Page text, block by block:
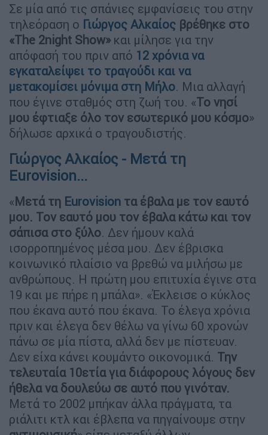
Σε μία από τις σπάνιες εμφανίσεις του στην
τηλεόραση ο Γιώργος Αλκαίος βρέθηκε στο
«The 2night Show» και μίλησε για την
απόφασή του πριν από 12 χρόνια να
εγκαταλείψει το τραγούδι και να
μετακομίσει μόνιμα στη Μήλο. Μια αλλαγή
που έγινε σταθμός στη ζωή του. «Το νησί
μου έφτιαξε όλο τον εσωτερικό μου κόσμο»
δήλωσε αρχικά ο τραγουδιστής.
Γιώργος Αλκαίος - Μετά τη
Eurovision...
«Μετά τη Eurovision τα έβαλα με τον εαυτό
μου. Τον εαυτό μου τον έβαλα κάτω και τον
σάπισα στο ξύλο. Δεν ήμουν καλά
ισορροπημένος μέσα μου. Δεν έβρισκα
κοινωνικό πλαίσιο να βρεθώ να μιλήσω με
ανθρώπους. Η πρώτη μου επιτυχία έγινε στα
19 και με πήρε η μπάλα». «Έκλεισε ο κύκλος
που έκανα αυτό που έκανα. Το έλεγα χρόνια
πριν και έλεγα δεν θέλω να γίνω 60 χρονών
πάνω σε μία πίστα, αλλά δεν με πίστευαν.
Δεν είχα κάνει κουμάντο οικονομικά. Την
τελευταία 10ετία για διάφορους λόγους δεν
ήθελα να δουλεύω σε αυτό που γινόταν.
Μετά το 2002 μπήκαν άλλα πράγματα, τα
ριάλιτι κτλ και έβλεπα να πηγαίνουμε στην